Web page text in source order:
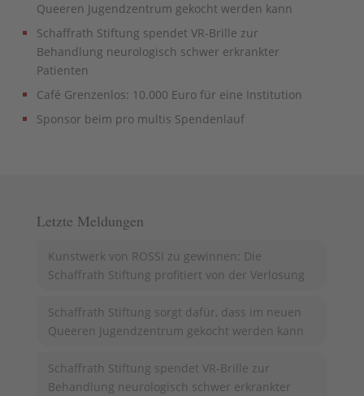
Queeren Jugendzentrum gekocht werden kann
Schaffrath Stiftung spendet VR-Brille zur
Behandlung neurologisch schwer erkrankter
Patienten
Café Grenzenlos: 10.000 Euro für eine Institution
Sponsor beim pro multis Spendenlauf
Letzte Meldungen
Kunstwerk von ROSSI zu gewinnen: Die
Schaffrath Stiftung profitiert von der Verlosung
Schaffrath Stiftung sorgt dafür, dass im neuen
Queeren Jugendzentrum gekocht werden kann
Schaffrath Stiftung spendet VR-Brille zur
Behandlung neurologisch schwer erkrankter